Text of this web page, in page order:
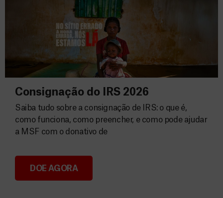
Consignação do IRS 2026
Consignação do IRS 2026
Saiba tudo sobre a consignação de IRS: o que é,
como funciona, como preencher, e como pode ajudar
a MSF com o donativo de
DOE AGORA